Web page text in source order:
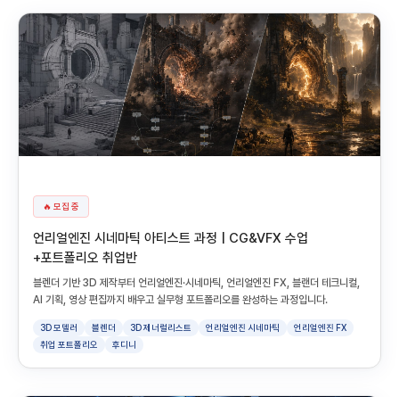
🔥 모집 중
언리얼엔진 시네마틱 아티스트 과정 | CG&VFX 수업
+포트폴리오 취업반
블렌더 기반 3D 제작부터 언리얼엔진·시네마틱, 언리얼엔진 FX, 블랜더 테크니컬,
AI 기획, 영상 편집까지 배우고 실무형 포트폴리오를 완성하는 과정입니다.
3D 모델러 블렌더 3D 제너럴리스트 언리얼엔진 시네마틱
언리얼엔진 FX
취업 포트폴리오
후디니